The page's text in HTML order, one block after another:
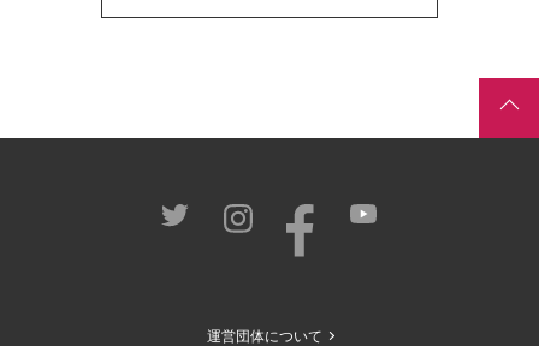
運営団体について